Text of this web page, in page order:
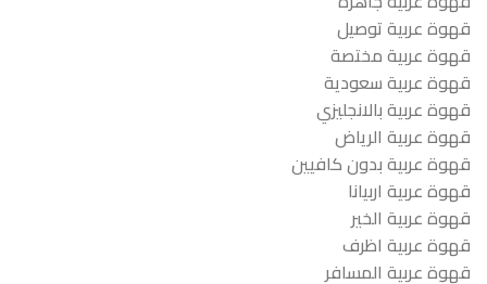
قهوة عربية توصيل
قهوة عربية مختصة
قهوة عربية سعودية
قهوة عربية بالانجليزي
قهوة عربية الرياض
قهوة عربية بدون كافيين
قهوة عربية اربيانا
قهوة عربية الخير
قهوة عربية اظرف
قهوة عربية المسافر